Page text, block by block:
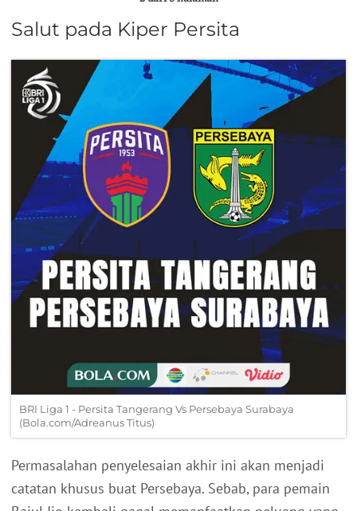
Salut pada Kiper Persita
BRI Liga 1 - Persita Tangerang Vs Persebaya Surabaya
(Bola.com/Adreanus Titus)
Permasalahan penyelesaian akhir ini akan menjadi
catatan khusus buat Persebaya. Sebab, para pemain